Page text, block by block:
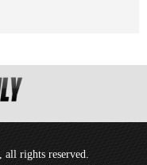
rights reserved.